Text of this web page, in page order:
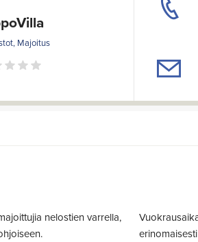
Majoitus
nelostien varrella,